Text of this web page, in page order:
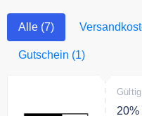
Alle (7)
Gutschein (1)